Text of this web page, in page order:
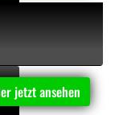
"
jetzt ansehen